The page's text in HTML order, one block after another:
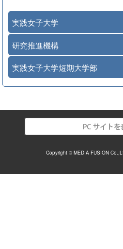
実践女子大学
研究推進機構
実践女子大学短期大学部
Copyright © MEDIA FUSION